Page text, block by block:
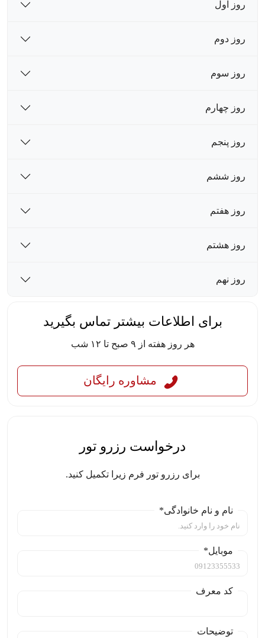
روز اول
روز دوم
روز سوم
روز چهارم
روز پنجم
روز ششم
روز هفتم
روز هشتم
روز نهم
برای اطلاعات بیشتر تماس بگیرید
هر روز هفته از ۹ صبح تا ۱۲ شب
مشاوره رایگان
درخواست رزرو تور
برای رزرو تور فرم زیرا تکمیل کنید.
نام و نام خانوادگی*
موبایل*
کد معرف
توضیحات